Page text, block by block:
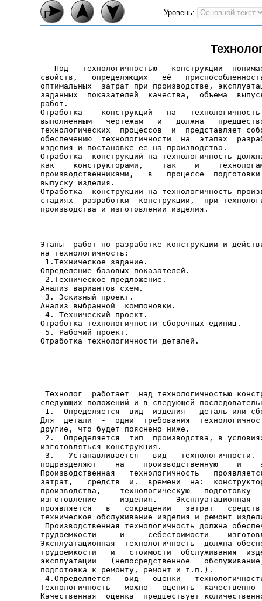
Уровень:
Под   технологичностью   конструкции
свойств,   определяющих   её
оптимальных  затрат при производстве,
заданных  показателей  качества,  объема
работ.
Отработка    конструкций   на
выполненным   чертежам   и   должна
технологических  процессов  и  представляет
обеспечению  технологичности  на  этапах
изделия и постановке её на производство.
Отработка  конструкций на технологичность
как    конструкторами,    так    и
производственниками,   в   процессе
выпуску изделия.
Отработка  конструкции на технологичность
стадиях  разработки  конструкции,  при
Этапы  работ по разработке конструкции и
на технологичность:
1.Техническое задание.
Определение базовых показателей.
2.Техническое предложение.
Анализ вариантов схем.
3. Эскизный проект.
Анализ выбранной  компоновки.
4. Технический проект.
Отработка технологичности сборочных единиц.
5. Рабочий проект.
Отработка технологичности деталей.
Технолог  работает  над технологичностью
следующих положений и в следующей
1.  Определяется  вид  изделия - деталь или
Для  детали  -  одни  требования
другие, что будет пояснено ниже.
2.  Определяется  тип  производства, в
изготовляться конструкция.
3.   Устанавливается   вид   технологичности.
подразделяют    на    производственную    и
Производственная   технологичность
затрат,   средств  и.  времени  на:
производства,    технологическую   подготовку
изготовление     изделия.    Эксплуатационная
проявляется   в   сокращении   затрат
техническое обслуживание изделия и ремонт
Производственная технологичность должна
трудоемкости     и     себестоимости
Эксплуатационная  технологичность  должна
трудоемкости   и   стоимости  обслуживания
эксплуатации   (непосредственное
подготовка к ремонту, ремонт и т.п.).
4.Определяется   вид   оценки
Технологичность   можно   оценить  качественно
Качественная  оценка  предшествует